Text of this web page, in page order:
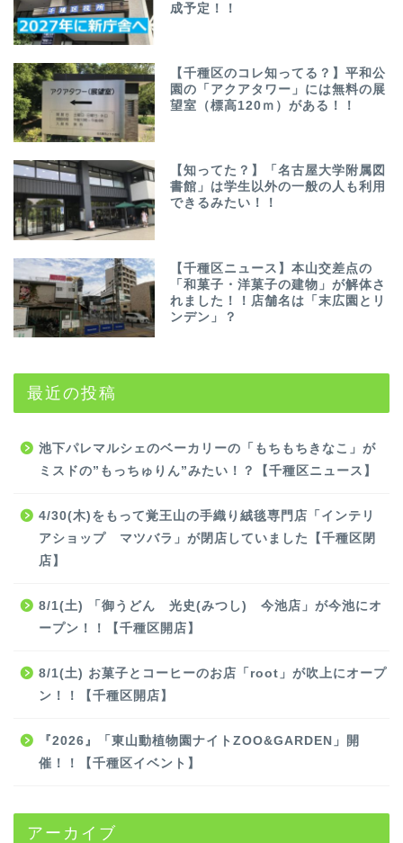
成予定！！
【千種区のコレ知ってる？】平和公
園の「アクアタワー」には無料の展
望室（標高120ｍ）がある！！
【知ってた？】「名古屋大学附属図
書館」は学生以外の一般の人も利用
できるみたい！！
【千種区ニュース】本山交差点の
「和菓子・洋菓子の建物」が解体さ
れました！！店舗名は「末広園とリ
ンデン」？
最近の投稿
池下パレマルシェのベーカリーの「もちもちきなこ」が
ミスドの”もっちゅりん”みたい！？【千種区ニュース】
4/30(木)をもって覚王山の手織り絨毯専門店「インテリ
アショップ マツバラ」が閉店していました【千種区閉
店】
8/1(土) 「御うどん 光史(みつし) 今池店」が今池にオ
ープン！！【千種区開店】
8/1(土) お菓子とコーヒーのお店「root」が吹上にオープ
ン！！【千種区開店】
『2026』「東山動植物園ナイトZOO&GARDEN」開
催！！【千種区イベント】
アーカイブ